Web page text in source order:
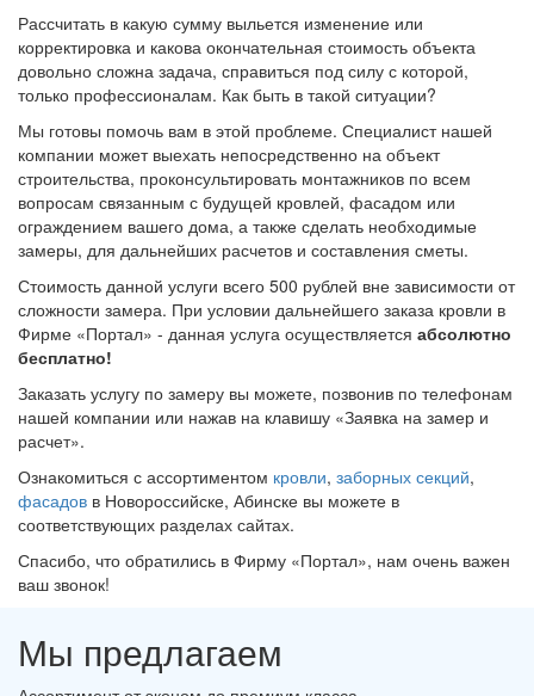
Рассчитать в какую сумму выльется изменение или
корректировка и какова окончательная стоимость объекта
довольно сложна задача, справиться под силу с которой,
только профессионалам. Как быть в такой ситуации?
Мы готовы помочь вам в этой проблеме. Специалист нашей
компании может выехать непосредственно на объект
строительства, проконсультировать монтажников по всем
вопросам связанным с будущей кровлей, фасадом или
ограждением вашего дома, а также сделать необходимые
замеры, для дальнейших расчетов и составления сметы.
Стоимость данной услуги всего 500 рублей вне зависимости от
сложности замера. При условии дальнейшего заказа кровли в
Фирме «Портал» - данная услуга осуществляется абсолютно
бесплатно!
Заказать услугу по замеру вы можете, позвонив по телефонам
нашей компании или нажав на клавишу «Заявка на замер и
расчет».
Ознакомиться с ассортиментом кровли, заборных секций,
фасадов в Новороссийске, Абинске вы можете в
соответствующих разделах сайтах.
Спасибо, что обратились в Фирму «Портал», нам очень важен
ваш звонок!
Мы предлагаем